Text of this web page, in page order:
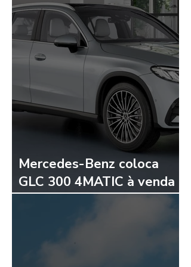
Mercedes-Benz coloca
GLC 300 4MATIC à venda
por R$ 527.900